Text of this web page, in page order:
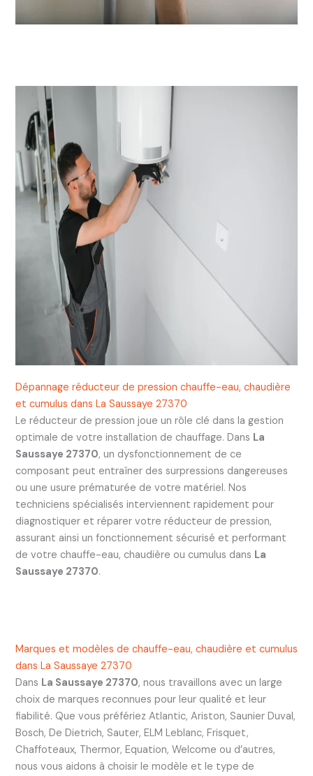
Dépannage réducteur de pression chauffe-eau, chaudière
et cumulus dans La Saussaye 27370
Le réducteur de pression joue un rôle clé dans la gestion
optimale de votre installation de chauffage. Dans La
Saussaye 27370, un dysfonctionnement de ce
composant peut entraîner des surpressions dangereuses
ou une usure prématurée de votre matériel. Nos
techniciens spécialisés interviennent rapidement pour
diagnostiquer et réparer votre réducteur de pression,
assurant ainsi un fonctionnement sécurisé et performant
de votre chauffe-eau, chaudière ou cumulus dans La
Saussaye 27370.
Marques et modèles de chauffe-eau, chaudière et cumulus
dans La Saussaye 27370
Dans La Saussaye 27370, nous travaillons avec un large
choix de marques reconnues pour leur qualité et leur
fiabilité. Que vous préfériez Atlantic, Ariston, Saunier Duval,
Bosch, De Dietrich, Sauter, ELM Leblanc, Frisquet,
Chaffoteaux, Thermor, Equation, Welcome ou d’autres,
nous vous aidons à choisir le modèle et le type de